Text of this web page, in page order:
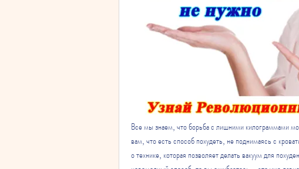
Все мы знаем, что борьба с лишними килограммами
вам, что есть способ похудеть, не поднимаясь с
о технике, которая позволяет делать вакуум для